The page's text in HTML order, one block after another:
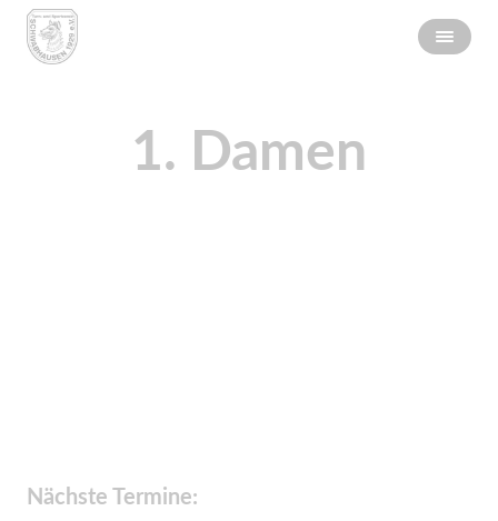
1. Damen
Nächste Termine: